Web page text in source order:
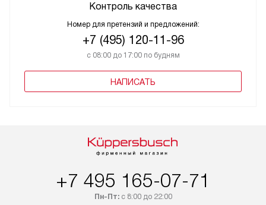
Контроль качества
Номер для претензий и предложений:
+7 (495) 120-11-96
с 08:00 до 17:00 по будням
НАПИСАТЬ
+7 495 165-07-71
Пн-Пт:с 8:00 до 22:00